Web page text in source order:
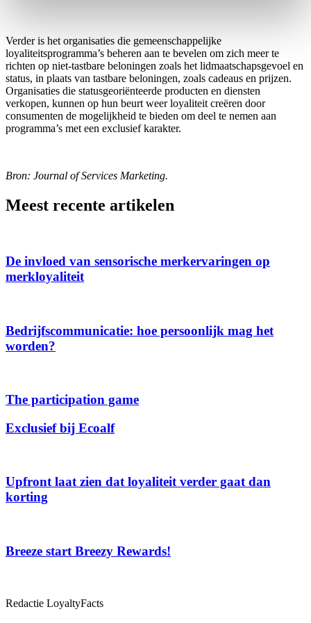
Verder is het organisaties die gemeenschappelijke
loyaliteitsprogramma’s beheren aan te bevelen om zich meer te
richten op niet-tastbare beloningen zoals het lidmaatschapsgevoel en
status, in plaats van tastbare beloningen, zoals cadeaus en prijzen.
Organisaties die statusgeoriënteerde producten en diensten
verkopen, kunnen op hun beurt weer loyaliteit creëren door
consumenten de mogelijkheid te bieden om deel te nemen aan
programma’s met een exclusief karakter.
Bron: Journal of Services Marketing.
Meest recente artikelen
De invloed van sensorische merkervaringen op
merkloyaliteit
Bedrijfscommunicatie: hoe persoonlijk mag het
worden?
The participation game
Exclusief bij Ecoalf
Upfront laat zien dat loyaliteit verder gaat dan
korting
Breeze start Breezy Rewards!
Redactie LoyaltyFacts